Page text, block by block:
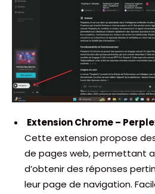
Extension Chrome –
Cette extension propose
de pages web, permettant
d’obtenir des réponses
leur page de navigation.